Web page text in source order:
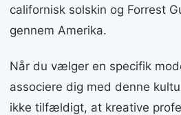
californisk solskin og Forrest
gennem Amerika.
Når du vælger en specifik
associere dig med denne
ikke tilfældigt, at kreative